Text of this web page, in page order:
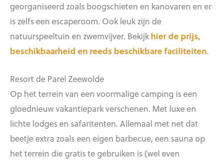
georganiseerd zoals boogschieten en kanovaren en er
is zelfs een escaperoom. Ook leuk zijn de
natuurspeeltuin en zwemvijver. Bekijk hier de prijs,
beschikbaarheid en reeds beschikbare faciliteiten.
Resort de Parel Zeewolde
Op het terrein van een voormalige camping is een
gloednieuw vakantiepark verschenen. Met luxe en
lichte lodges en safaritenten. Allemaal met net dat
beetje extra zoals een eigen barbecue, een sauna op
het terrein die gratis te gebruiken is (wel even